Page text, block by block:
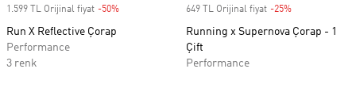
1.599 TL Orijinal fiyat -50%
Run X Reflective Çorap
Performance
3 renk
649 TL Orijinal fiyat -25%
Running x Supernova Çorap - 1
Çift
Performance